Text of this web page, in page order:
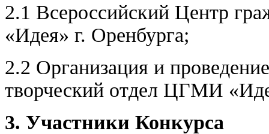
2.1 Всероссийский Центр
«Идея» г. Оренбурга;
2.2 Организация и
творческий отдел ЦГМИ
3. Участники Конкурса